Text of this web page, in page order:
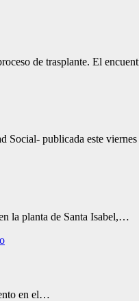
de trasplante. El
Social- publicada este
la planta de Santa Isabel,…
en el…